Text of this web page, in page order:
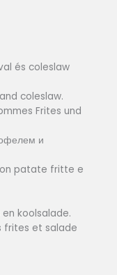
és coleslaw
coleslaw.
Frites und
и
patate fritte e
koolsalade.
frites et salade